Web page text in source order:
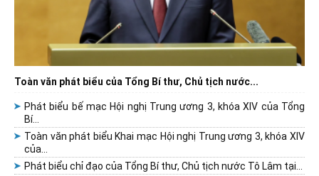
Toàn văn phát biểu của Tổng Bí thư, Chủ tịch nước...
Phát biểu bế mạc Hội nghị Trung ương 3, khóa XIV của Tổng
Bí...
Toàn văn phát biểu Khai mạc Hội nghị Trung ương 3, khóa XIV
của...
Phát biểu chỉ đạo của Tổng Bí thư, Chủ tịch nước Tô Lâm tại...